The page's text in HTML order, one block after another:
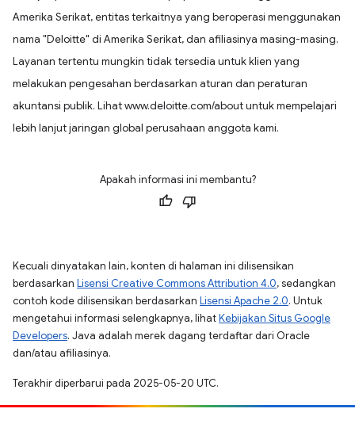
Amerika Serikat, entitas terkaitnya yang beroperasi menggunakan
nama "Deloitte" di Amerika Serikat, dan afiliasinya masing-masing.
Layanan tertentu mungkin tidak tersedia untuk klien yang
melakukan pengesahan berdasarkan aturan dan peraturan
akuntansi publik. Lihat www.deloitte.com/about untuk mempelajari
lebih lanjut jaringan global perusahaan anggota kami.
Apakah informasi ini membantu?
Kecuali dinyatakan lain, konten di halaman ini dilisensikan
berdasarkan Lisensi Creative Commons Attribution 4.0, sedangkan
contoh kode dilisensikan berdasarkan Lisensi Apache 2.0. Untuk
mengetahui informasi selengkapnya, lihatKebijakan Situs Google
Developers. Java adalah merek dagang terdaftar dari Oracle
dan/atau afiliasinya.
Terakhir diperbarui pada 2025-05-20 UTC.